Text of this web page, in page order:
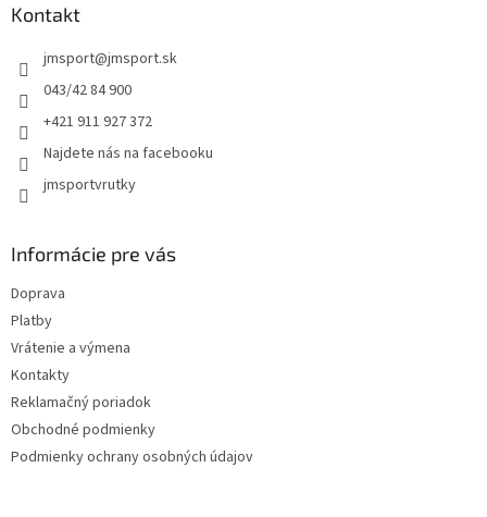
Kontakt
jmsport@jmsport.sk
043/42 84 900
+421 911 927 372
Najdete nás na facebooku
jmsportvrutky
Informácie pre vás
Doprava
Platby
Vrátenie a výmena
Kontakty
Reklamačný poriadok
Obchodné podmienky
Podmienky ochrany osobných údajov